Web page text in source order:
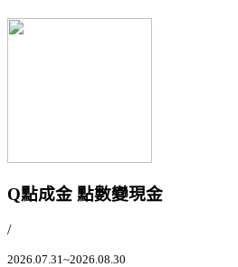
Q點成金 點數變現金
/
2026.07.31~2026.08.30